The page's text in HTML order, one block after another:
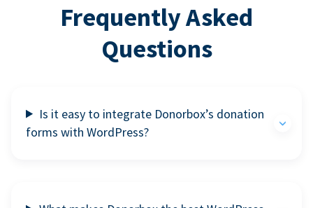
Frequently Asked
Questions
Is it easy to integrate Donorbox’s donation
forms with WordPress?